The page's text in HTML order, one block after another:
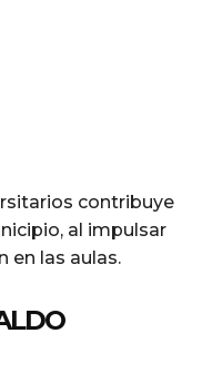
contribuye
al impulsar
en las aulas.